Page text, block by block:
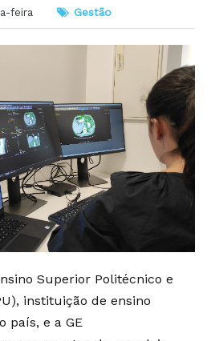
feira Gestão
Superior Politécnico e
instituição de ensino
país, e a GE